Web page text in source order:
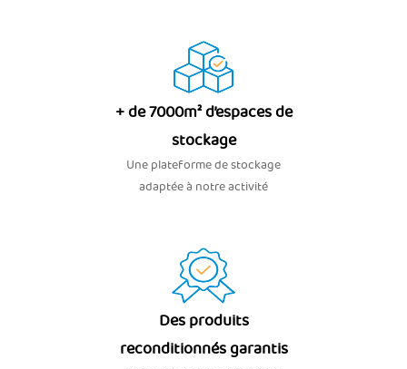
+ de 7000m² d’espaces de
stockage
Une plateforme de stockage
adaptée à notre activité
Des produits
reconditionnés garantis